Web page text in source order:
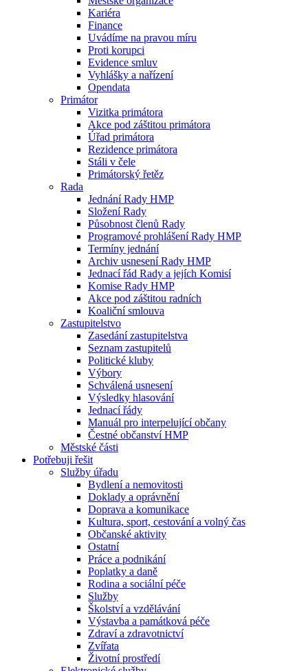
Kariéra
Finance
Uvádíme na pravou míru
Proti korupci
Evidence smluv
Vyhlášky a nařízení
Opendata
Primátor
Vizitka primátora
Akce pod záštitou primátora
Úřad primátora
Rezidence primátora
Stáli v čele
Primátorský řetěz
Rada
Jednání Rady HMP
Složení Rady
Působnost členů Rady
Programové prohlášení Rady HMP
Termíny jednání
Archiv usnesení Rady HMP
Jednací řád Rady a jejích Komisí
Komise Rady HMP
Akce pod záštitou radních
Koaliční smlouva
Zastupitelstvo
Zasedání zastupitelstva
Seznam zastupitelů
Politické kluby
Výbory
Schválená usnesení
Výsledky hlasování
Jednací řády
Manuál pro interpelující občany
Čestné občanství HMP
Městské části
Potřebuji řešit
Služby úřadu
Bydlení a nemovitosti
Doklady a oprávnění
Doprava a komunikace
Kultura, sport, cestování a volný čas
Občanské aktivity
Ostatní
Práce a podnikání
Poplatky a daně
Rodina a sociální péče
Služby
Školství a vzdělávání
Výstavba a památková péče
Zdraví a zdravotnictví
Zvířata
Životní prostředí